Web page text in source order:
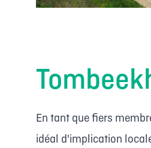
En tant que fiers
idéal d'implication